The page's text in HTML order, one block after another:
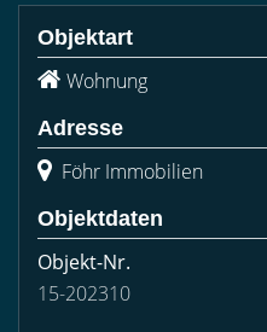
Objektart
Wohnung
Adresse
Föhr Immobilien
Objektdaten
Objekt-Nr.
15-202310